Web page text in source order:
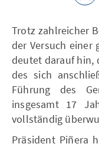
Trotz zahlreicher
der Versuch einer
deutet darauf hin,
des sich
Führung des
insgesamt 17
vollständig
Präsident Piñera